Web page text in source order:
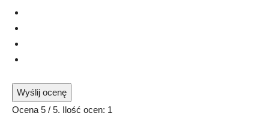
Wyślij ocenę
Ocena 5 / 5. Ilość ocen: 1